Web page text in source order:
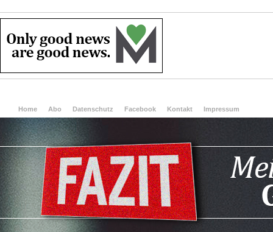
Home Abo Datenschutz Facebook Kontakt Impressum